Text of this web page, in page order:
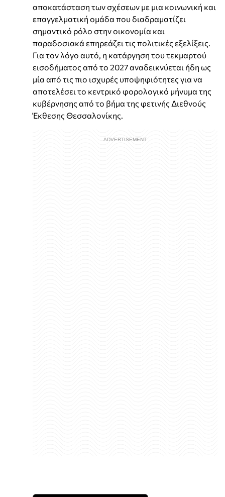
αποκατάσταση των σχέσεων με μια κοινωνική και
επαγγελματική ομάδα που διαδραματίζει
σημαντικό ρόλο στην οικονομία και
παραδοσιακά επηρεάζει τις πολιτικές εξελίξεις.
Για τον λόγο αυτό, η κατάργηση του τεκμαρτού
εισοδήματος από το 2027 αναδεικνύεται ήδη ως
μία από τις πιο ισχυρές υποψηφιότητες για να
αποτελέσει το κεντρικό φορολογικό μήνυμα της
κυβέρνησης από το βήμα της φετινής Διεθνούς
Έκθεσης Θεσσαλονίκης.